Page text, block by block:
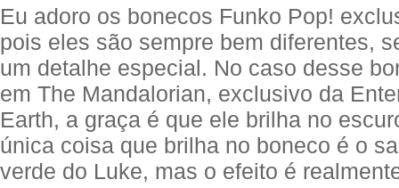
Eu adoro os bonecos Funko Pop!
pois eles são sempre bem diferentes,
um detalhe especial. No caso desse
em The Mandalorian, exclusivo da
Earth, a graça é que ele brilha no
única coisa que brilha no boneco é o
verde do Luke, mas o efeito é